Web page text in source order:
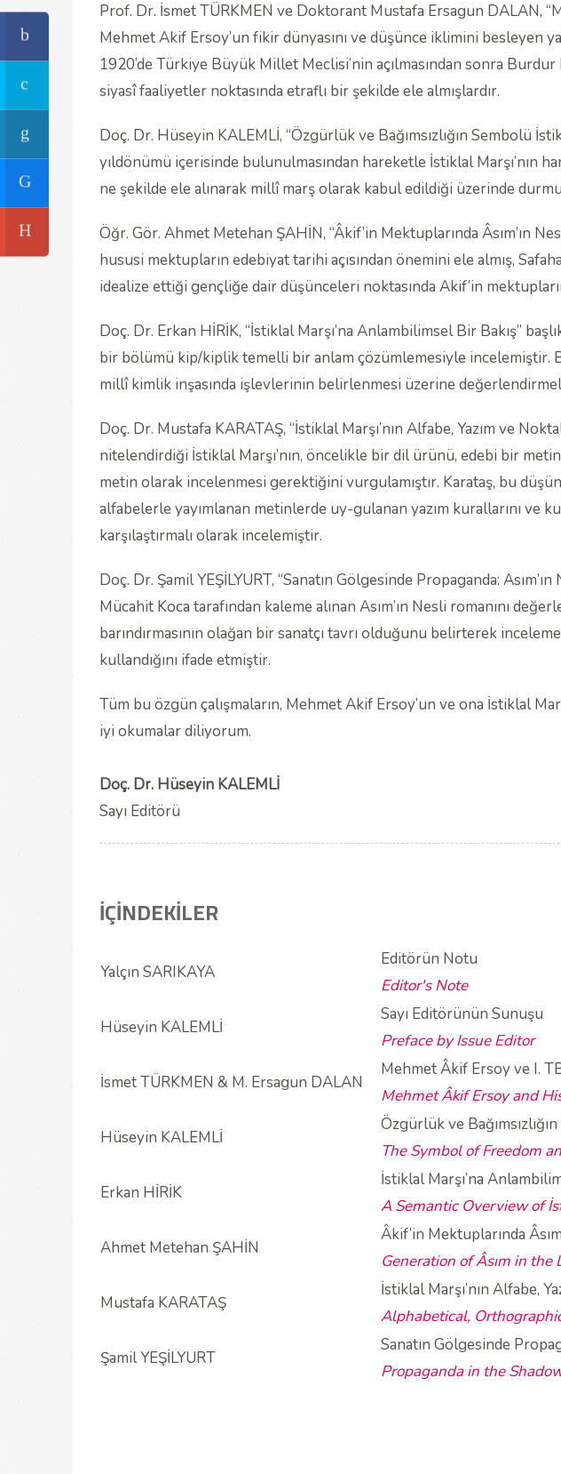
Prof. Dr. İsmet TÜRKMEN ve Doktorant Mustafa Ersagun DALAN,
Mehmet Akif Ersoy’un fikir dünyasını ve düşünce iklimini besleyen
1920’de Türkiye Büyük Millet Meclisi’nin açılmasından sonra
siyasî faaliyetler noktasında etraflı bir şekilde ele almışlardır.
Doç. Dr. Hüseyin KALEMLİ, “Özgürlük ve Bağımsızlığın Sembolü
yıldönümü içerisinde bulunulmasından hareketle İstiklal Marşı’nın
ne şekilde ele alınarak millî marş olarak kabul edildiği üzerinde
Öğr. Gör. Ahmet Metehan ŞAHİN, “Âkif’in Mektuplarında Âsım’ın
hususi mektupların edebiyat tarihi açısından önemini ele almış,
idealize ettiği gençliğe dair düşünceleri noktasında Akif’in
Doç. Dr. Erkan HİRİK, “İstiklal Marşı’na Anlambilimsel Bir Bakış”
bir bölümü kip/kiplik temelli bir anlam çözümlemesiyle incelemiştir.
millî kimlik inşasında işlevlerinin belirlenmesi üzerine
Doç. Dr. Mustafa KARATAŞ, “İstiklal Marşı’nın Alfabe, Yazım ve
nitelendirdiği İstiklal Marşı’nın, öncelikle bir dil ürünü, edebi bir
metin olarak incelenmesi gerektiğini vurgulamıştır. Karataş, bu
alfabelerle yayımlanan metinlerde uy-gulanan yazım kurallarını ve
karşılaştırmalı olarak incelemiştir.
Doç. Dr. Şamil YEŞİLYURT, “Sanatın Gölgesinde Propaganda:
Mücahit Koca tarafından kaleme alınan Asım’ın Nesli romanını
barındırmasının olağan bir sanatçı tavrı olduğunu belirterek
kullandığını ifade etmiştir.
Tüm bu özgün çalışmaların, Mehmet Akif Ersoy’un ve ona İstiklal
iyi okumalar diliyorum.
Doç. Dr. Hüseyin KALEMLİ
Sayı Editörü
İÇİNDEKİLER
Yalçın SARIKAYA
Editörün Notu
Editor's Note
Hüseyin KALEMLİ
Sayı Editörünün Sunuşu
Preface by Issue Editor
İsmet TÜRKMEN & M. Ersagun DALAN
Mehmet Âkif Ersoy ve I.
Mehmet Âkif Ersoy and
Hüseyin KALEMLİ
Özgürlük ve
The Symbol of Freedom
Erkan HİRİK
İstiklal Marşı’na
A Semantic Overview of
Ahmet Metehan ŞAHİN
Âkif’in Mektuplarında
Generation of Âsım in the
Mustafa KARATAŞ
İstiklal Marşı’nın Alfabe,
Alphabetical,
Şamil YEŞİLYURT
Sanatın Gölgesinde
Propaganda in the